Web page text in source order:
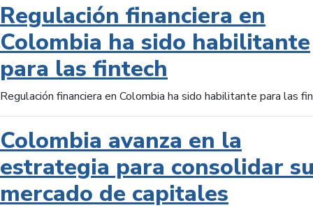
Regulación financiera en
Colombia ha sido habilitante
para las fintech
Regulación financiera en Colombia ha sido habilitante para las
Colombia avanza en la
estrategia para consolidar
mercado de capitales